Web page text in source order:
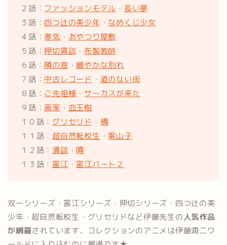
２話： ファッションモデル ・ 長い夢
３話： 四つ辻の美少年 ・ なめくじ少女
４話： 寒気 ・ あやつり屋敷
５話：押切異談 ・布製教師
６話： 隣の窓 ・緩やかな別れ
７話： 中古レコード ・ 道のない街
８話： ご先祖様 ・ サーカスが来た
９話： 画家 ・ 血玉樹
１０話： グリセリド ・ 橋
１１話： 超自然転校生 ・ 案山子
１２話：潰談 ・ 噂
１３話： 富江 ・ 富江パート２
双一シリーズ・富江シリーズ・押切シリーズ・四つ辻の美
少年・超自然転校生・グリセリドなど伊藤先生の人気作品
が網羅されています、コレクションのアニメは伊藤潤二ワ